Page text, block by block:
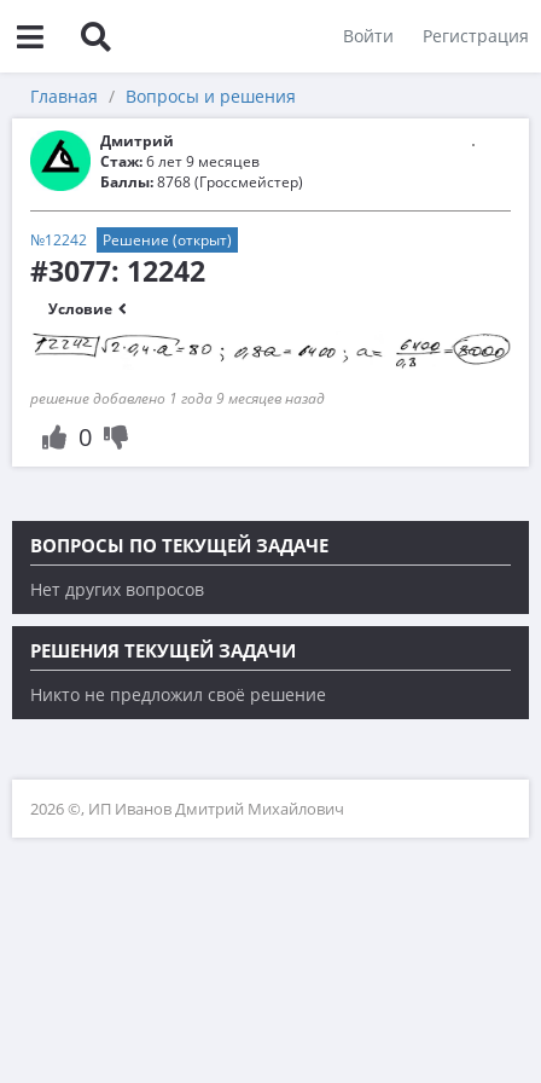
Войти Регистрация
Главная Вопросы и решения
Дмитрий
Стаж:6 лет 9 месяцев
Баллы:8768 (Гроссмейстер)
№12242 Решение (открыт)
#3077: 12242
Условие
решение добавлено 1 года 9 месяцев назад
0
ВОПРОСЫ ПО ТЕКУЩЕЙ ЗАДАЧЕ
Нет других вопросов
РЕШЕНИЯ ТЕКУЩЕЙ ЗАДАЧИ
Никто не предложил своё решение
2026 ©, ИП Иванов Дмитрий Михайлович